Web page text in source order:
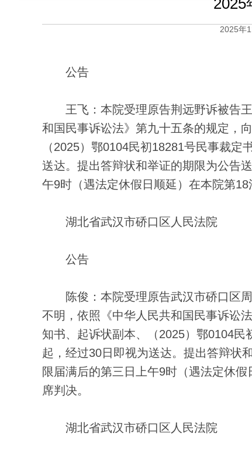
2025
2025年
公告
王飞：本院受理原告荆远野诉被告王
和国民事诉讼法》第九十五条的规定，
（2025）鄂0104民初18281号民事裁
送达。提出答辩状和举证的期限为公告
午9时（遇法定休假日顺延）在本院第
湖北省武汉市硚口区人民法院
公告
陈俊：本院受理原告武汉市硚口区周
不明，依照《中华人民共和国民事诉讼
知书、起诉状副本、（2025）鄂0104民
起，经过30日即视为送达。提出答辩状
限届满后的第三日上午9时（遇法定休
席判决。
湖北省武汉市硚口区人民法院